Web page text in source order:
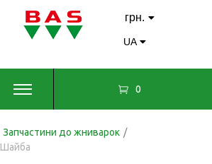
грн.
UA
0
Запчастини до жниварок /
Шайба